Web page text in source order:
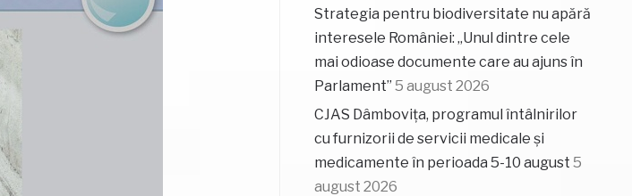
Strategia pentru biodiversitate nu apără
interesele României: „Unul dintre cele
mai odioase documente care au ajuns în
Parlament” 5 august 2026
CJAS Dâmbovița, programul întâlnirilor
cu furnizorii de servicii medicale și
medicamente în perioada 5-10 august 5
august 2026